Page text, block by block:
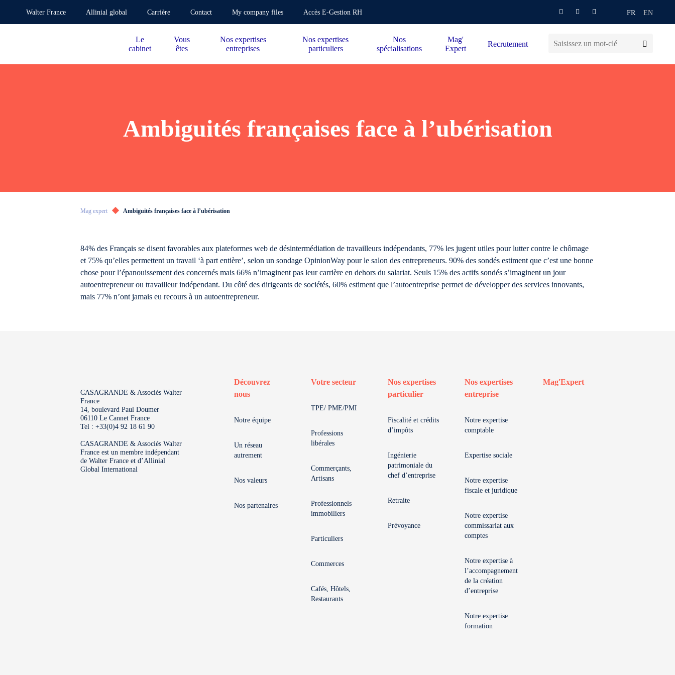
Walter France Allinial global Carrière Contact My company files Accès E-Gestion RH FR EN
Le
cabinet
Vous
êtes
Nos expertises
entreprises
Nos expertises
particuliers
Nos
spécialisations
Mag'
Expert
Recrutement
Ambiguités françaises face à l’ubérisation
Mag expert Ambiguités françaises face à l’ubérisation
84% des Français se disent favorables aux plateformes web de désintermédiation de travailleurs indépendants, 77% les jugent utiles pour lutter contre le chômage
et 75% qu’elles permettent un travail ‘à part entière’, selon un sondage OpinionWay pour le salon des entrepreneurs. 90% des sondés estiment que c’est une bonne
chose pour l’épanouissement des concernés mais 66% n’imaginent pas leur carrière en dehors du salariat. Seuls 15% des actifs sondés s’imaginent un jour
autoentrepreneur ou travailleur indépendant. Du côté des dirigeants de sociétés, 60% estiment que l’autoentreprise permet de développer des services innovants,
mais 77% n’ont jamais eu recours à un autoentrepreneur.
CASAGRANDE & Associés Walter
France
14, boulevard Paul Doumer
06110 Le Cannet France
Tel : +33(0)4 92 18 61 90
CASAGRANDE & Associés Walter
France est un membre indépendant
de Walter France et d’Allinial
Global International
Découvrez
nous
Notre équipe
Un réseau
autrement
Nos valeurs
Nos partenaires
Votre secteur
TPE/ PME/PMI
Professions
libérales
Commerçants,
Artisans
Professionnels
immobiliers
Particuliers
Commerces
Cafés, Hôtels,
Restaurants
Nos expertises
particulier
Fiscalité et crédits
d’impôts
Ingénierie
patrimoniale du
chef d’entreprise
Retraite
Prévoyance
Nos expertises
entreprise
Notre expertise
comptable
Expertise sociale
Notre expertise
fiscale et juridique
Notre expertise
commissariat aux
comptes
Notre expertise à
l’accompagnement
de la création
d’entreprise
Notre expertise
formation
Mag'Expert